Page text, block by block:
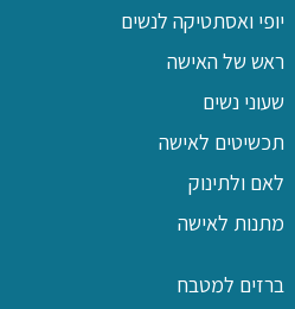
יופי ואסתטיקה לנשים
ראש של האישה
שעוני נשים
תכשיטים לאישה
לאם ולתינוק
מתנות לאישה
ברזים למטבח